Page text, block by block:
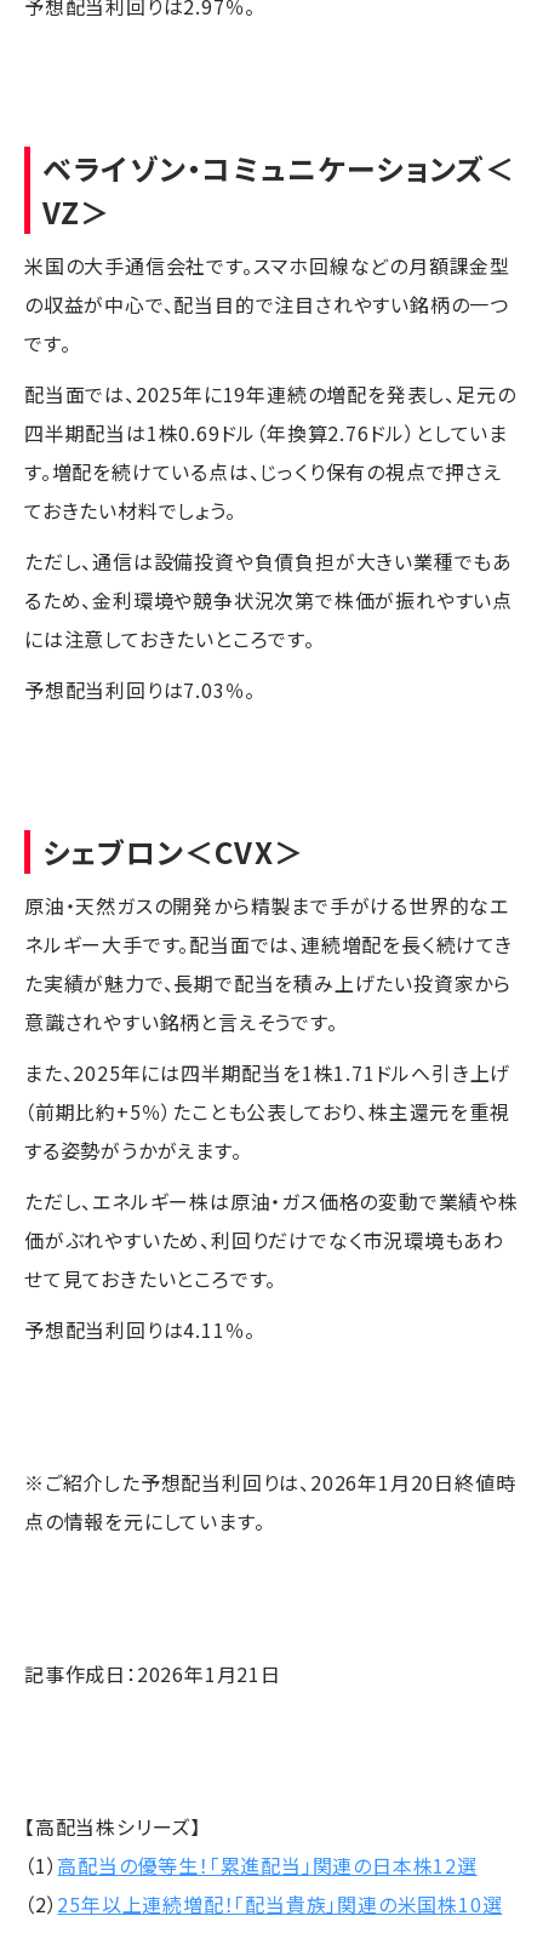
予想配当利回りは2.97％。
ベライゾン・コミュニケーションズ＜
VZ＞
米国の大手通信会社です。スマホ回線などの月額課金型
の収益が中心で、配当目的で注目されやすい銘柄の一つ
です。
配当面では、2025年に19年連続の増配を発表し、足元の
四半期配当は1株0.69ドル（年換算2.76ドル）としていま
す。増配を続けている点は、じっくり保有の視点で押さえ
ておきたい材料でしょう。
ただし、通信は設備投資や負債負担が大きい業種でもあ
るため、金利環境や競争状況次第で株価が振れやすい点
には注意しておきたいところです。
予想配当利回りは7.03％。
シェブロン＜CVX＞
原油・天然ガスの開発から精製まで手がける世界的なエ
ネルギー大手です。配当面では、連続増配を長く続けてき
た実績が魅力で、長期で配当を積み上げたい投資家から
意識されやすい銘柄と言えそうです。
また、2025年には四半期配当を1株1.71ドルへ引き上げ
（前期比約+5％）たことも公表しており、株主還元を重視
する姿勢がうかがえます。
ただし、エネルギー株は原油・ガス価格の変動で業績や株
価がぶれやすいため、利回りだけでなく市況環境もあわ
せて見ておきたいところです。
予想配当利回りは4.11％。
※ご紹介した予想配当利回りは、2026年1月20日終値時
点の情報を元にしています。
記事作成日：2026年1月21日
【高配当株シリーズ】
（1）高配当の優等生！「累進配当」関連の日本株12選
（2） 25年以上連続増配！「配当貴族」関連の米国株10選